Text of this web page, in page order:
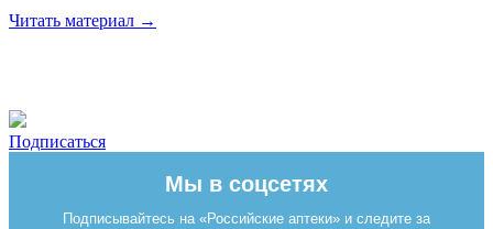
Читать материал →
Подписаться
Мы в соцсетях
Подписывайтесь на «Российские аптеки» и следите за